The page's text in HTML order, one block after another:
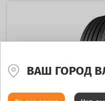
ВАШ ГОРОД